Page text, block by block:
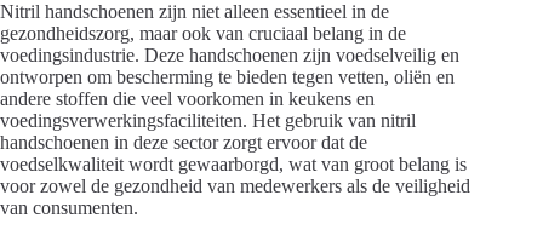
Nitril handschoenen zijn niet alleen essentieel in de
gezondheidszorg, maar ook van cruciaal belang in de
voedingsindustrie. Deze handschoenen zijn voedselveilig en
ontworpen om bescherming te bieden tegen vetten, oliën en
andere stoffen die veel voorkomen in keukens en
voedingsverwerkingsfaciliteiten. Het gebruik van nitril
handschoenen in deze sector zorgt ervoor dat de
voedselkwaliteit wordt gewaarborgd, wat van groot belang is
voor zowel de gezondheid van medewerkers als de veiligheid
van consumenten.